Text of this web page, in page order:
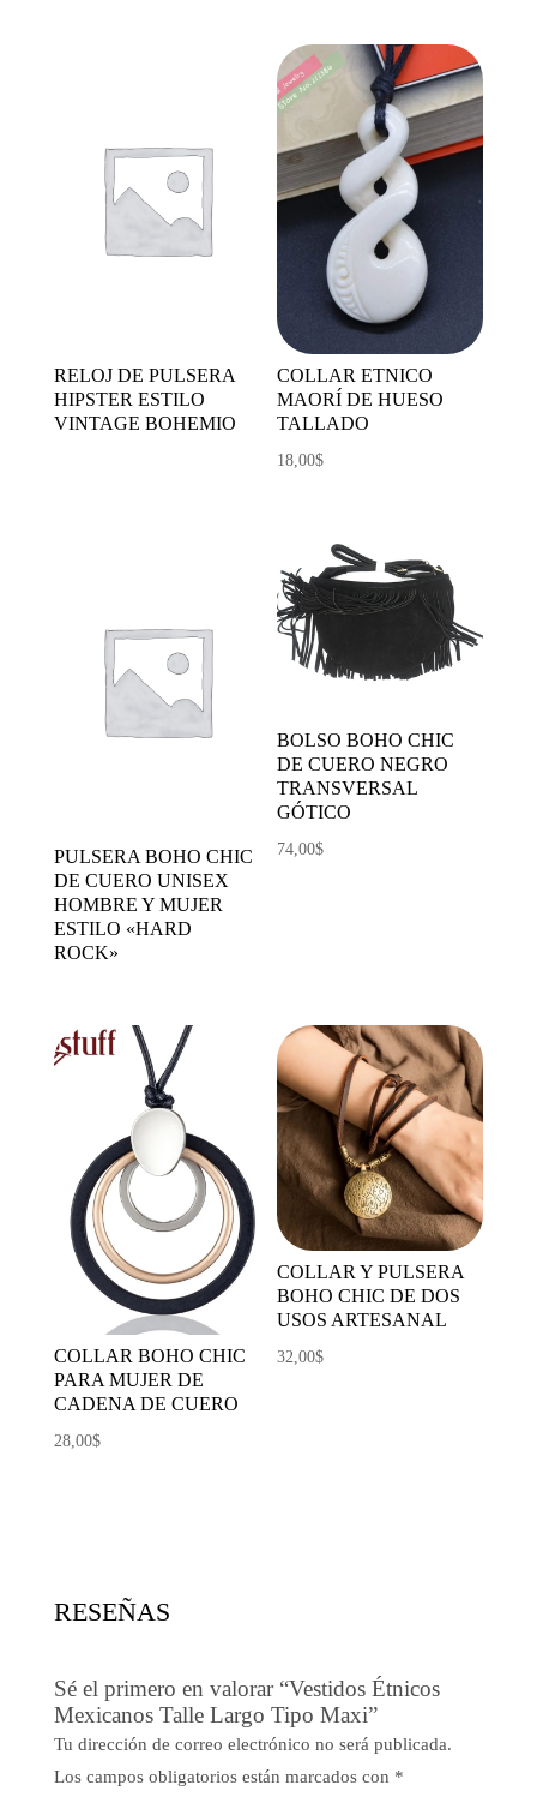
RELOJ DE PULSERA
HIPSTER ESTILO
VINTAGE BOHEMIO
COLLAR ETNICO
MAORÍ DE HUESO
TALLADO
18,00$
PULSERA BOHO CHIC
DE CUERO UNISEX
HOMBRE Y MUJER
ESTILO «HARD
ROCK»
BOLSO BOHO CHIC
DE CUERO NEGRO
TRANSVERSAL
GÓTICO
74,00$
COLLAR BOHO CHIC
PARA MUJER DE
CADENA DE CUERO
28,00$
COLLAR Y PULSERA
BOHO CHIC DE DOS
USOS ARTESANAL
32,00$
RESEÑAS
Sé el primero en valorar “Vestidos Étnicos
Mexicanos Talle Largo Tipo Maxi”
Tu dirección de correo electrónico no será publicada.
Los campos obligatorios están marcados con *